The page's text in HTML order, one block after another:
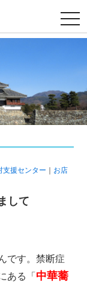
t
o
g
v
i
g
a
t
支援センター
お店
して
です。禁断症
ある「中華蕎